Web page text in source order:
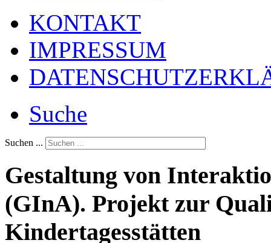
KONTAKT
IMPRESSUM
Suche
Suchen ...
Gestaltung von
(GInA). Projekt zur
Kindertagesstätten